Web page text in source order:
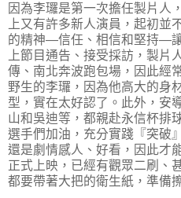
因為李㼈是第一次擔任製片人
上又有許多新人演員，起初並
的精神—信任、相信和堅持—
上節目通告、接受採訪，製片
傳、南北奔波跑包場，因此經
野生的李㼈，因為他高大的身
型，實在太好認了。此外，安
山和吳迪等，都親赴永信杯排
選手們加油，充分實踐『突破
還是劇情感人、好看，因此才
正式上映，已經有觀眾二刷、
都要帶著大把的衛生紙，準備